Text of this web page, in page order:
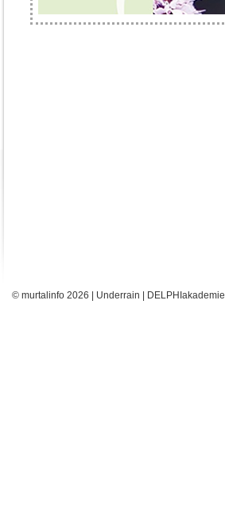
© murtalinfo 2026 | Underrain DELPHIakademie